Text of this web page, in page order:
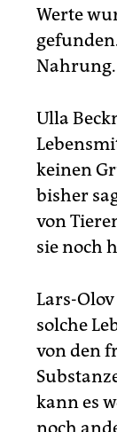
Werte
Nahrung.
Ulla
keinen
bisher
von
sie noch
Lars-
solche
von den
kann es
noch